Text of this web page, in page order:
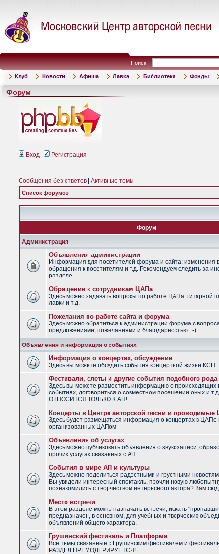
Поиск:
Клуб Новости Афиша Лавка Библиотека Фонды
Форум
Вход Регистрация
Сообщения без ответов Активные темы
Список форумов
Форум
Администрация
Объявления администрации
Информация для посетителей форума и сайта: изменения
обращения к посетителям и т.д. Рекомендуем следить за
разделе.
Обращение к сотрудникам ЦАПа
Здесь можно задавать вопросы по работе ЦАПа: гитарной
лавки и т.д.
Пожелания по работе сайта и форума
Здесь можно обратиться к администрации форума с
предложениями, пожеланиями и благодарностью. :-)
Объявления и информация о событиях
Информация о концертах, обсуждение
Здесь вы можете обсудить события концертной жизни КСП
Фестивали, слеты и другие события подобного рода
Здесь вы можете разместить информацию о
событиях, договориться о совместном посещении оных и
ОТНОСИТСЯ ТОЛЬКО К АП!
Концерты в Центре авторской песни и
Здесь будет размещаться информация о концертах в ЦАПе
организованных ЦАПом
Объявления об услугах
Здесь можно публиковать объявления о звукозаписи,
прочих услугах связанных с АП
События в мире АП и культуры
Здесь можно поделиться радостными и грустными
Вы увидели интересный спектакль, прочли новую
познакомились с творчеством интересного автора? Вам
Место встречи
В этом разделе можно назначать встречи, искать
предназначен, в основном, для учебных и творческих
объявлений общего характера.
Грушинский фестиваль и Платформа
Все темы связанные с Грушинским фестивалем и
РАЗДЕЛ ПРЕМОДЕРИРУЕТСЯ!